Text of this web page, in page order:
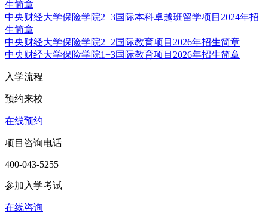
生简章
中央财经大学保险学院2+3国际本科卓越班留学项目2024年招
生简章
中央财经大学保险学院2+2国际教育项目2026年招生简章
中央财经大学保险学院1+3国际教育项目2026年招生简章
入学流程
预约来校
在线预约
项目咨询电话
400-043-5255
参加入学考试
在线咨询